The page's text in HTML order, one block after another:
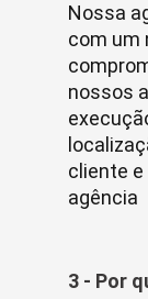
Nossa
com um
nossos
cliente e
agência
3 - Por